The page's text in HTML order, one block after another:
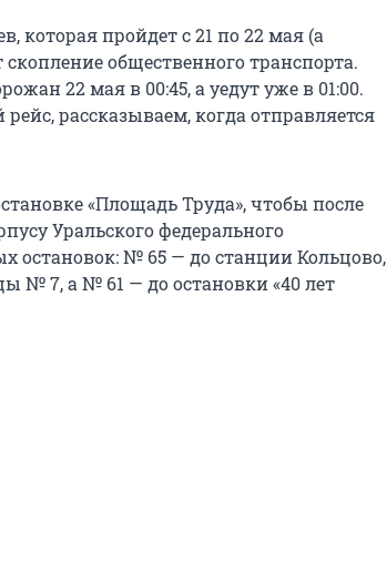
которая пройдет с 21 по 22 мая (а
общественного транспорта.
22 мая в 00:45, а уедут уже в 01:00.
рассказываем, когда отправляется
«Площадь Труда», чтобы после
Уральского федерального
остановок: № 65 — до станции Кольцово,
№ 7, а № 61 — до остановки «40 лет